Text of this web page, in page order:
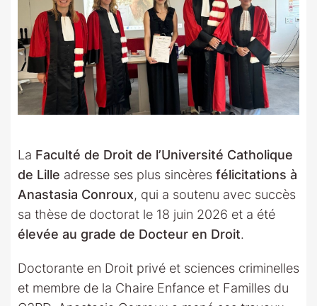
La Faculté de Droit de l’Université Catholique
de Lille adresse ses plus sincères félicitations à
Anastasia Conroux, qui a soutenu avec succès
sa thèse de doctorat le 18 juin 2026 et a été
élevée au grade de Docteur en Droit.
Doctorante en Droit privé et sciences criminelles
et membre de la Chaire Enfance et Familles du